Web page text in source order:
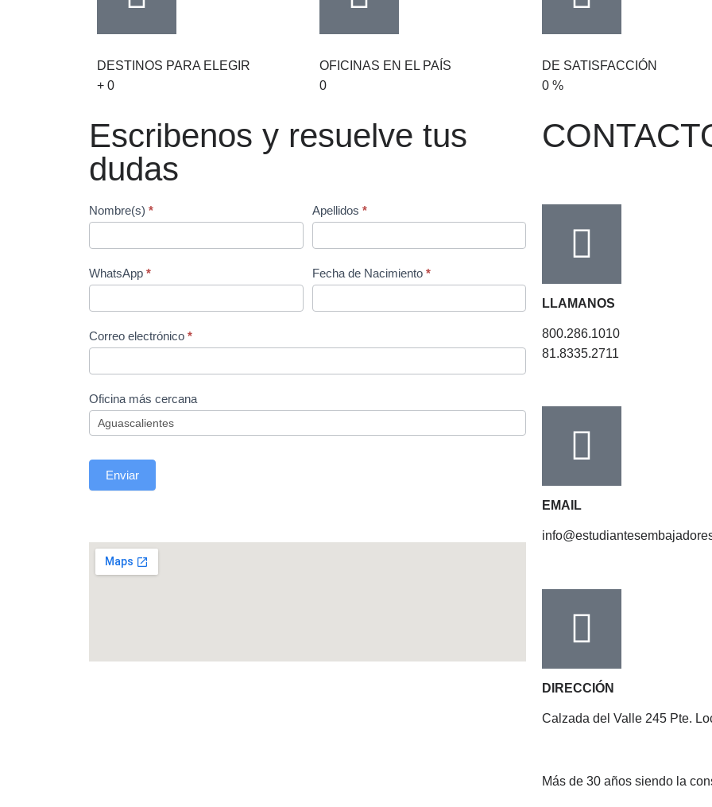
DESTINOS PARA ELEGIR
+ 0
OFICINAS EN EL PAÍS
0
DE SATISFACCIÓN
0 %
Escribenos y resuelve tus
dudas
Form
EE
Nombre(s) * Apellidos *
WhatsApp * Fecha de Nacimiento *
Correo electrónico *
Oficina más cercana
Enviar
LLAMANOS
800.286.1010
81.8335.2711
EMAIL
DIRECCIÓN
Calzada del Valle 245 Pte.
Más de 30 años siendo la